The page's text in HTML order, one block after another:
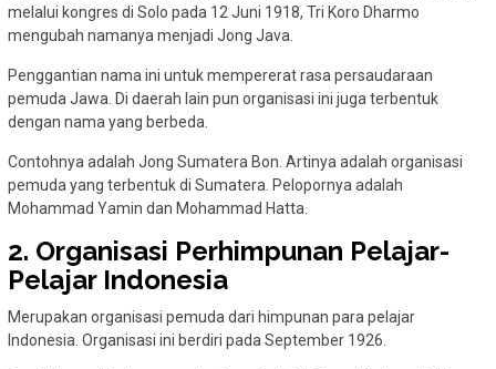
melalui kongres di Solo pada 12 Juni 1918, Tri Koro Dharmo
mengubah namanya menjadi Jong Java.
Penggantian nama ini untuk mempererat rasa persaudaraan
pemuda Jawa. Di daerah lain pun organisasi ini juga terbentuk
dengan nama yang berbeda.
Contohnya adalah Jong Sumatera Bon. Artinya adalah organisasi
pemuda yang terbentuk di Sumatera. Pelopornya adalah
Mohammad Yamin dan Mohammad Hatta.
2. Organisasi Perhimpunan Pelajar-
Pelajar Indonesia
Merupakan organisasi pemuda dari himpunan para pelajar
Indonesia. Organisasi ini berdiri pada September 1926.